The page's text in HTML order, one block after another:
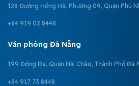
128 Đường Hồng Hà, Phường 09, Quận Phú
+84 919 02 8448
Văn phòng Đà Nẵng
199 Đống Đa, Quận Hải Châu, Thành Phố Đà
+84 917 73 8448